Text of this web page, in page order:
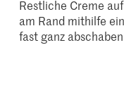
Restliche Creme
am Rand mithilfe
fast ganz